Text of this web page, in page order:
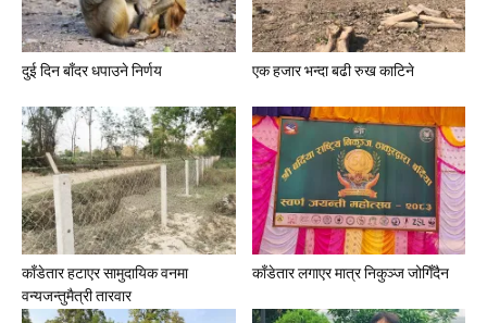
दुई दिन बाँदर धपाउने निर्णय एक हजार भन्दा बढी रुख काटिने
काँडेतार हटाएर सामुदायिक वनमा
वन्यजन्तुमैत्री तारवार
काँडेतार लगाएर मात्र निकुञ्ज जोगिँदैन